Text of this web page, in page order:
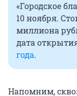
«Городское
10 ноября.
миллиона
дата
года.
Напомним,